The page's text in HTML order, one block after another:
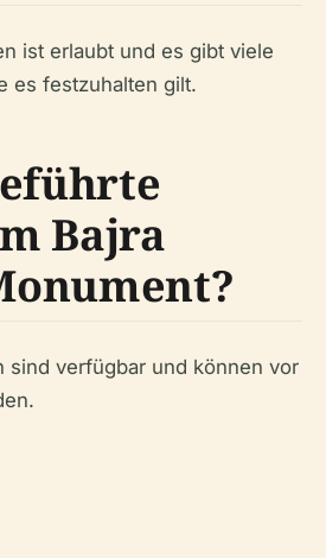
ist erlaubt und es gibt viele
es festzuhalten gilt.
Bajra
sind verfügbar und können vor